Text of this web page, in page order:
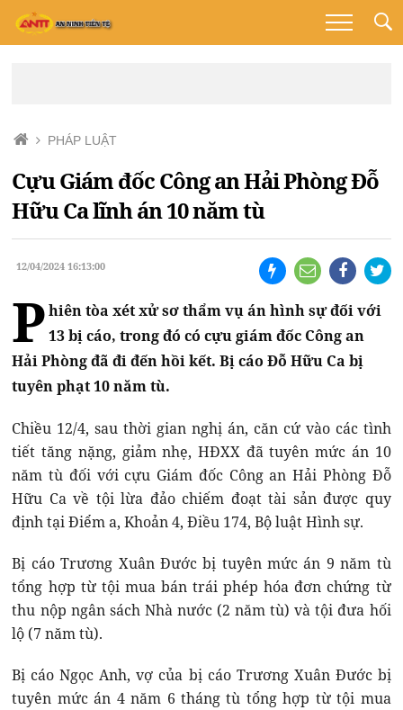
PHÁP LUẬT
Cựu Giám đốc Công an Hải Phòng Đỗ
Hữu Ca lĩnh án 10 năm tù
12/04/2024 16:13:00
P hiên tòa xét xử sơ thẩm vụ án hình sự đối với
13 bị cáo, trong đó có cựu giám đốc Công an
Hải Phòng đã đi đến hồi kết. Bị cáo Đỗ Hữu Ca bị
tuyên phạt 10 năm tù.
Chiều 12/4, sau thời gian nghị án, căn cứ vào các tình
tiết tăng nặng, giảm nhẹ, HĐXX đã tuyên mức án 10
năm tù đối với cựu Giám đốc Công an Hải Phòng Đỗ
Hữu Ca về tội lừa đảo chiếm đoạt tài sản được quy
định tại Điểm a, Khoản 4, Điều 174, Bộ luật Hình sự.
Bị cáo Trương Xuân Đước bị tuyên mức án 9 năm tù
tổng hợp từ tội mua bán trái phép hóa đơn chứng từ
thu nộp ngân sách Nhà nước (2 năm tù) và tội đưa hối
lộ (7 năm tù).
Bị cáo Ngọc Anh, vợ của bị cáo Trương Xuân Đước bị
tuyên mức án 4 năm 6 tháng tù tổng hợp từ tội mua